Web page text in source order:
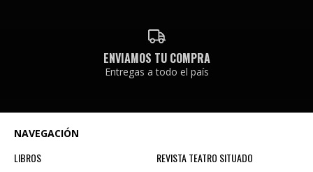
ENVIAMOS TU COMPRA
Entregas a todo el país
NAVEGACIÓN
LIBROS
REVISTA TEATRO SITUADO